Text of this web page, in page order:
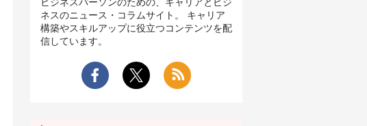
ネスのニュース・コラムサイト。 キャリア
構築やスキルアップに役立つコンテンツを配
信しています。